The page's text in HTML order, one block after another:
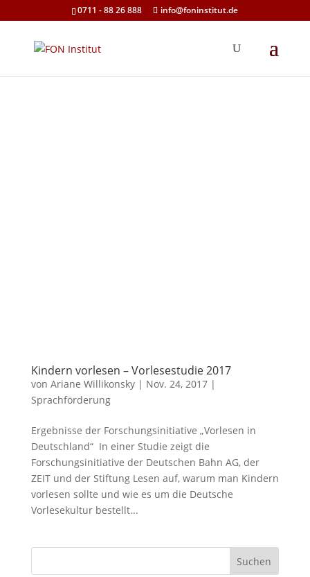
0711 - 88 26 888 info@foninstitut.de
Kindern vorlesen – Vorlesestudie 2017
von Ariane Willikonsky| Nov. 24, 2017|
Sprachförderung
Ergebnisse der Forschungsinitiative „Vorlesen in
Deutschland“ In einer Studie zeigt die
Forschungsinitiative der Deutschen Bahn AG, der
ZEIT und der Stiftung Lesen auf, warum man Kindern
vorlesen sollte und wie es um die Deutsche
Vorlesekultur bestellt...